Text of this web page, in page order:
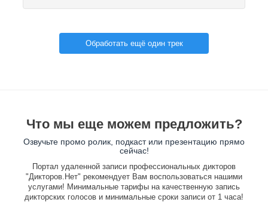
Обработать ещё один трек
Что мы еще можем предложить?
Озвучьте промо ролик, подкаст или презентацию прямо
сейчас!
Портал удаленной записи профессиональных дикторов
"Дикторов.Нет" рекомендует Вам воспользоваться нашими
услугами! Минимальные тарифы на качественную запись
дикторских голосов и минимальные сроки записи от 1 часа!